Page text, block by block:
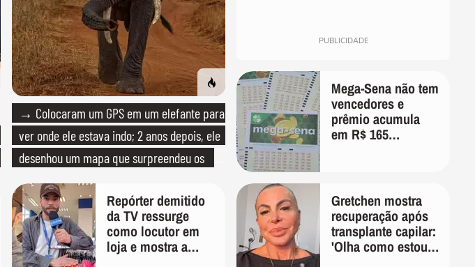
→ Colocaram um GPS em um elefante para
ver onde ele estava indo; 2 anos depois, ele
desenhou um mapa que surpreendeu os
cientistas
PUBLICIDADE
Mega-Sena não tem
vencedores e
prêmio acumula
em R$ 165
Repórter demitido
da TV ressurge
como locutor em
loja e mostra a
Gretchen mostra
recuperação após
transplante capilar:
'Olha como estou